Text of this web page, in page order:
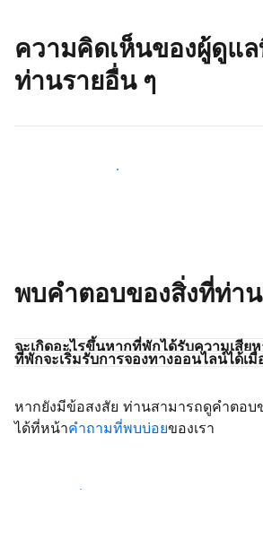
ความคิดเห็นของผู้ดูแ
ท่านรายอื่น ๆ
มาร่วมกับผู้ดูแลที่พักเช่นท่าน
พบคำตอบของสิ่งที่ท่า
จะเกิดอะไรขึ้นหากที่พักได้รับความเสีย
ที่พักจะเริ่มรับการจองทางออนไลน์ได้เมื่
หากยังมีข้อสงสัย ท่านสามารถดูคำตอบ
ได้ที่หน้าคำถามที่พบบ่อยของเรา
เริ่มต้อนรับลูกค้า